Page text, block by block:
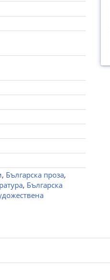
, Българска проза,
, Българска